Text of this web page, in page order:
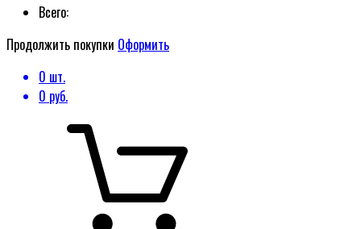
Всего:
Продолжить покупки Оформить
0 шт.
0 руб.